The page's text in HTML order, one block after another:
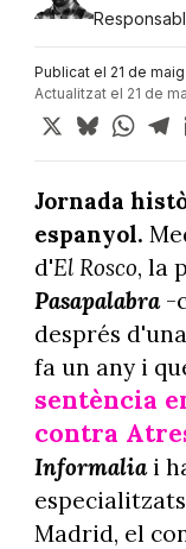
Publicat el 21 de
Actualitzat el 21 de
X Bluesky
Jornada
espanyol.
d'ElRosco, la
Pasapalabra-
després
fa un any i
sentència
contra
Informaliai
Madrid, el